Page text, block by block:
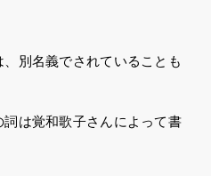
別名義でされていることも
は覚和歌子さんによって書